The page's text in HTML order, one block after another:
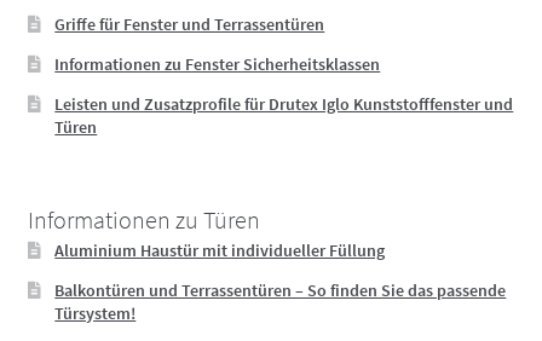
Griffe für Fenster und Terrassentüren
Informationen zu Fenster Sicherheitsklassen
Leisten und Zusatzprofile für Drutex Iglo Kunststofffenster und
Türen
Informationen zu Türen
Aluminium Haustür mit individueller Füllung
Balkontüren und Terrassentüren – So finden Sie das passende
Türsystem!